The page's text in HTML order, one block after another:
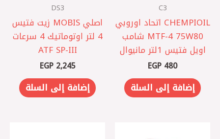
C3
CHEMPIOIL اتحاد اوروبي
MTF-4 75W80 شامب
اويل فتيس 1لتر مانيوال
EGP 480
إضافة إلى السلة
DS3
اصلي MOBIS زيت فتيس
4 لتر اوتوماتيك 4 سرعات
ATF SP-III
EGP2,245
إضافة إلى السلة